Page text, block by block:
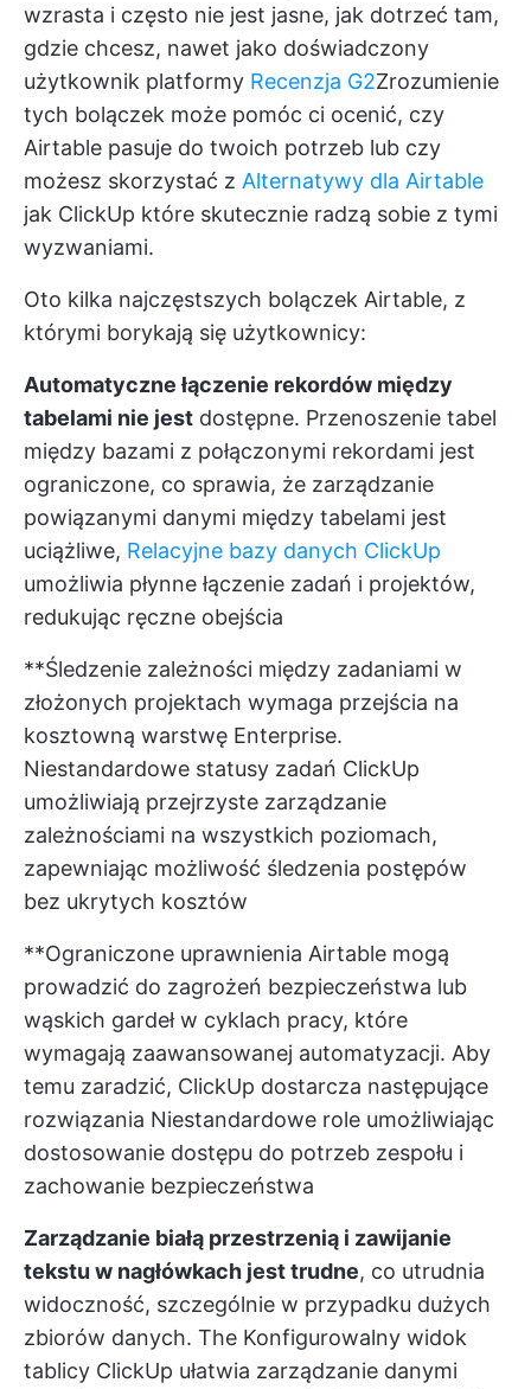
wzrasta i często nie jest jasne, jak dotrzeć tam,
gdzie chcesz, nawet jako doświadczony
użytkownik platformy Recenzja G2Zrozumienie
tych bolączek może pomóc ci ocenić, czy
Airtable pasuje do twoich potrzeb lub czy
możesz skorzystać z Alternatywy dla Airtable
jak ClickUp które skutecznie radzą sobie z tymi
wyzwaniami.
Oto kilka najczęstszych bolączek Airtable, z
którymi borykają się użytkownicy:
Automatyczne łączenie rekordów między
tabelami nie jest dostępne. Przenoszenie tabel
między bazami z połączonymi rekordami jest
ograniczone, co sprawia, że zarządzanie
powiązanymi danymi między tabelami jest
uciążliwe, Relacyjne bazy danych ClickUp
umożliwia płynne łączenie zadań i projektów,
redukując ręczne obejścia
**Śledzenie zależności między zadaniami w
złożonych projektach wymaga przejścia na
kosztowną warstwę Enterprise.
Niestandardowe statusy zadań ClickUp
umożliwiają przejrzyste zarządzanie
zależnościami na wszystkich poziomach,
zapewniając możliwość śledzenia postępów
bez ukrytych kosztów
**Ograniczone uprawnienia Airtable mogą
prowadzić do zagrożeń bezpieczeństwa lub
wąskich gardeł w cyklach pracy, które
wymagają zaawansowanej automatyzacji. Aby
temu zaradzić, ClickUp dostarcza następujące
rozwiązania Niestandardowe role umożliwiając
dostosowanie dostępu do potrzeb zespołu i
zachowanie bezpieczeństwa
Zarządzanie białą przestrzenią i zawijanie
tekstu w nagłówkach jest trudne, co utrudnia
widoczność, szczególnie w przypadku dużych
zbiorów danych. The Konfigurowalny widok
tablicy ClickUp ułatwia zarządzanie danymi